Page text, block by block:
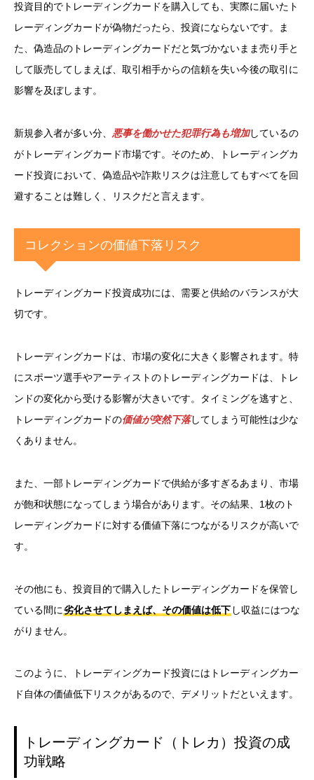
投資目的でトレーディングカードを購入しても、実際に届いたト
レーディングカードが偽物だったら、投資にならないです。ま
た、偽造品のトレーディングカードだと気づかないまま売り手と
して販売してしまえば、取引相手からの信頼を失い今後の取引に
影響を及ぼします。
新規参入者が多い分、 悪事を働かせた犯罪行為も増加しているの
がトレーディングカード市場です。そのため、トレーディングカ
ード投資において、偽造品や詐欺リスクは注意してもすべてを回
避することは難しく、リスクだと言えます。
コレクションの価値下落リスク
トレーディングカード投資成功には、需要と供給のバランスが大
切です。
トレーディングカードは、市場の変化に大きく影響されます。特
にスポーツ選手やアーティストのトレーディングカードは、トレ
ンドの変化から受ける影響が大きいです。タイミングを逃すと、
トレーディングカードの価値が突然下落してしまう可能性は少な
くありません。
また、一部トレーディングカードで供給が多すぎるあまり、市場
が飽和状態になってしまう場合があります。その結果、1枚のト
レーディングカードに対する価値下落につながるリスクが高いで
す。
その他にも、投資目的で購入したトレーディングカードを保管し
ている間に劣化させてしまえば、その価値は低下 し収益にはつな
がりません。
このように、トレーディングカード投資にはトレーディングカー
ド自体の価値低下リスクがあるので、デメリットだといえます。
トレーディングカード（トレカ）投資の成
功戦略